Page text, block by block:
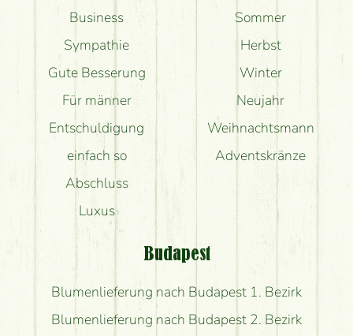
Business
Sympathie
Gute Besserung
Für männer
Entschuldigung
einfach so
Abschluss
Luxus
Sommer
Herbst
Winter
Neujahr
Weihnachtsmann
Adventskränze
Budapest
Blumenlieferung nach Budapest 1. Bezirk
Blumenlieferung nach Budapest 2. Bezirk